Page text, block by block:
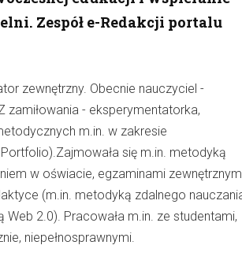
Zespół e-Redakcji portalu
zewnętrzny. Obecnie nauczyciel -
zamiłowania - eksperymentatorka,
m.in. w zakresie
się m.in. metodyką
w oświacie, egzaminami
(m.in. metodyką zdalnego
2.0). Pracowała m.in. ze studentami,
niepełnosprawnymi.